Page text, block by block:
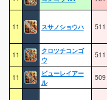
11 スサノショウハ 511
11
クロツチコンゴ
ウ
511
11
ビューレイアー
ル
509